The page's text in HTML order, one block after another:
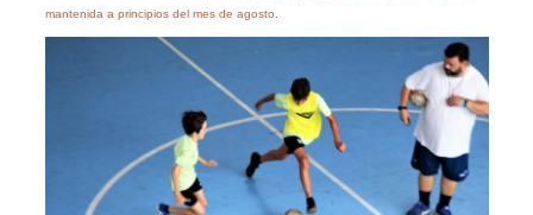
mantenida a principios del mes de agosto.